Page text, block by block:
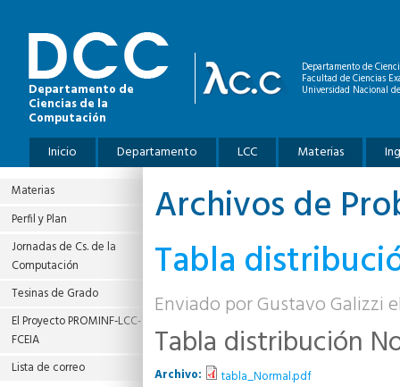
Departamento de
Ciencias de la
Computación
Departamento de
Facultad de Ciencias
Universidad Nacional
Menú principal
Inicio Departamento LCC Materias
Materias
Perfil y Plan
Jornadas de Cs. de la
Computación
Tesinas de Grado
El Proyecto PROMINF‐LCC‐
FCEIA
Lista de correo
Archivos de
Tabla
Enviado porGustavo Galizzi
Tabla distribución
Archivo: tabla_Normal.pdf